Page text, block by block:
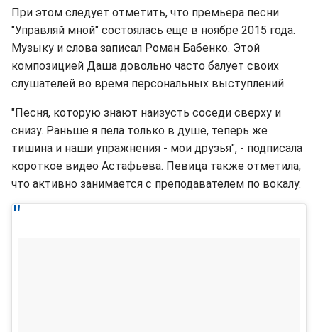
При этом следует отметить, что премьера песни
"Управляй мной" состоялась еще в ноябре 2015 года.
Музыку и слова записал Роман Бабенко. Этой
композицией Даша довольно часто балует своих
слушателей во время персональных выступлений.
"Песня, которую знают наизусть соседи сверху и
снизу. Раньше я пела только в душе, теперь же
тишина и наши упражнения - мои друзья", - подписала
короткое видео Астафьева. Певица также отметила,
что активно занимается с преподавателем по вокалу.